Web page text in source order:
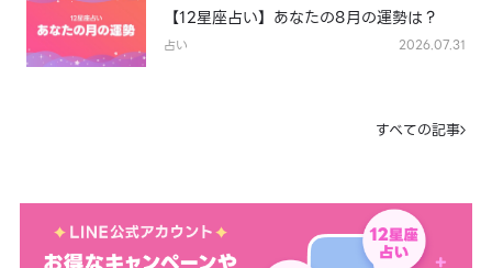
LINE占いを開く
【12星座占い】あなたの8月の運勢は？
占い 2026.07.31
すべての記事